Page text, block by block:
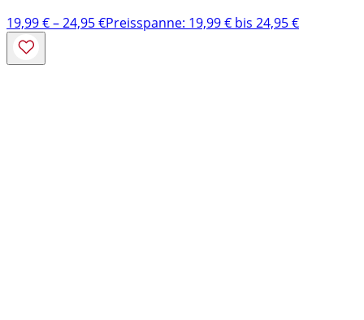
19,99€–24,95€Preisspanne: 19,99 € bis 24,95 €